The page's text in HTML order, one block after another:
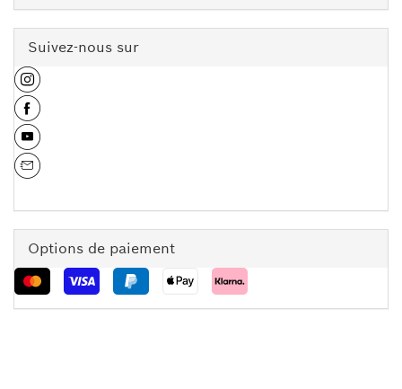
Suivez-nous sur
Options de paiement